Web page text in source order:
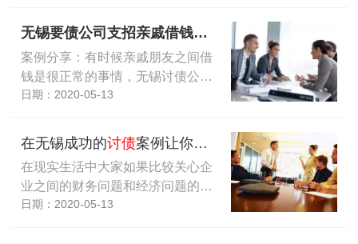
无锡要债公司支招亲戚借钱不还应该如何追
案例分享：有时候亲戚朋友之间借
钱是很正常的事情，无锡讨债公…
日期：2020-05-13
在无锡成功的讨债案例让你对 讨债更有信心！
在现实生活中大家如果比较关心企
业之间的财务问题和经济问题的…
日期：2020-05-13